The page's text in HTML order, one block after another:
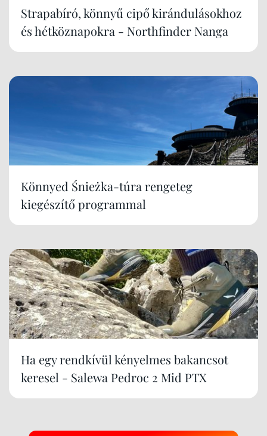
Strapabíró, könnyű cipő kirándulásokhoz
és hétköznapokra - Northfinder Nanga
Könnyed Śnieżka-túra rengeteg
kiegészítő programmal
Ha egy rendkívül kényelmes bakancsot
keresel - Salewa Pedroc 2 Mid PTX